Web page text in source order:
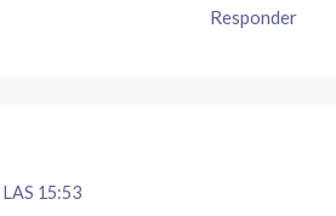
Responder
15:53